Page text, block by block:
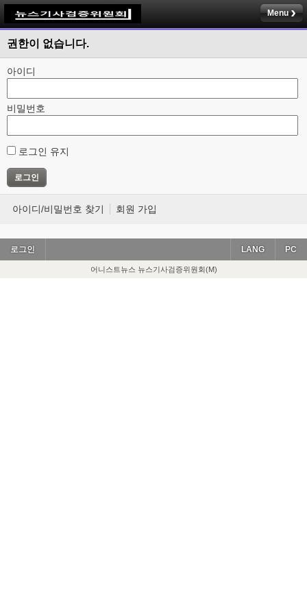
Menu
권한이 없습니다.
아이디
비밀번호
로그인 유지
아이디/비밀번호 찾기 회원 가입
로그인 PC
LANG
어니스트뉴스 뉴스기사검증위원회(M)